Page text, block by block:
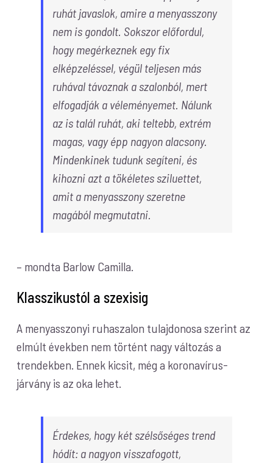
ruhát javaslok, amire a menyasszony
nem is gondolt. Sokszor előfordul,
hogy megérkeznek egy fix
elképzeléssel, végül teljesen más
ruhával távoznak a szalonból, mert
elfogadják a véleményemet. Nálunk
az is talál ruhát, aki teltebb, extrém
magas, vagy épp nagyon alacsony.
Mindenkinek tudunk segíteni, és
kihozni azt a tökéletes sziluettet,
amit a menyasszony szeretne
magából megmutatni.
– mondta Barlow Camilla.
Klasszikustól a szexisig
A menyasszonyi ruhaszalon tulajdonosa szerint az
elmúlt években nem történt nagy változás a
trendekben. Ennek kicsit, még a koronavírus-
járvány is az oka lehet.
Érdekes, hogy két szélsőséges trend
hódít: a nagyon visszafogott,